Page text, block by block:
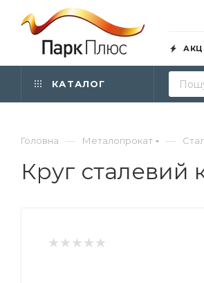
КАТАЛОГ
Головна — Металопрокат —
Круг сталевий